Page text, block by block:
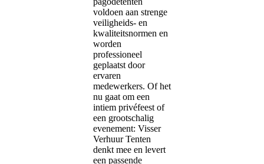
voldoen aan strenge
veiligheids- en
kwaliteitsnormen en
worden
professioneel
geplaatst door
ervaren
medewerkers. Of het
nu gaat om een
intiem privéfeest of
een grootschalig
evenement: Visser
Verhuur Tenten
denkt mee en levert
een passende